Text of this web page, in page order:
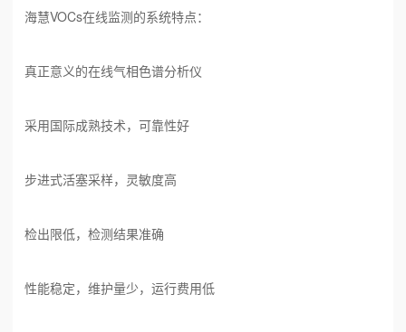
海慧VOCs在线监测的系统特点：
真正意义的在线气相色谱分析仪
采用国际成熟技术，可靠性好
步进式活塞采样，灵敏度高
检出限低，检测结果准确
性能稳定，维护量少，运行费用低